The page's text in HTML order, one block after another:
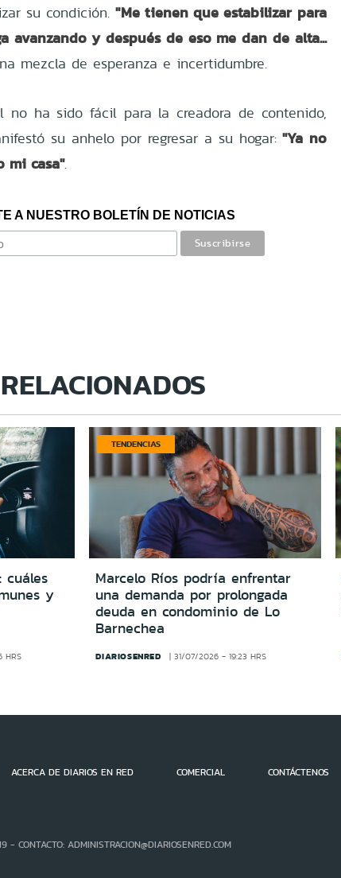
su condición. "Me tienen que estabilizar para
avanzando y después de eso me dan de alta...
mezcla de esperanza e incertidumbre.
no ha sido fácil para la creadora de contenido,
su anhelo por regresar a su hogar: ''Ya no
mi casa''.
A NUESTRO BOLETÍN DE NOTICIAS
y
HRS
TENDENCIAS
Marcelo Ríos podría enfrentar
una demanda por prolongada
deuda en condominio de Lo
Barnechea
DIARIOSENRED 31/07/2026 - 19:23 HRS
ACERCA DE DIARIOS EN RED COMERCIAL CONTÁCTENOS
CONTACTO: ADMINISTRACION@DIARIOSENRED.COM